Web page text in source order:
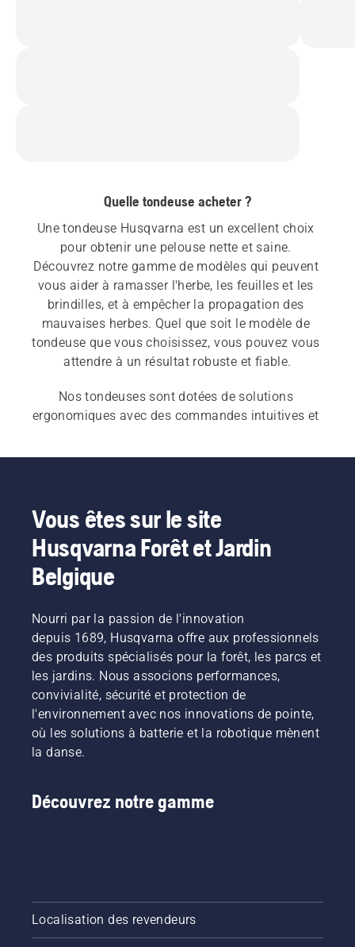
Quelle tondeuse acheter ?
Une tondeuse Husqvarna est un excellent choix
pour obtenir une pelouse nette et saine.
Découvrez notre gamme de modèles qui peuvent
vous aider à ramasser l'herbe, les feuilles et les
brindilles, et à empêcher la propagation des
mauvaises herbes. Quel que soit le modèle de
tondeuse que vous choisissez, vous pouvez vous
attendre à un résultat robuste et fiable.
Nos tondeuses sont dotées de solutions
ergonomiques avec des commandes intuitives et
tondeuses électriques à batterie et nos tondeuses
durables. Choisissez les
professionnelles pour une utilisation ultrarobuste
et puissante. Consultez notre guide d'achat de
tondeuses
adaptée à vos besoins.
Vous êtes sur le site
Husqvarna Forêt et Jardin
Belgique
Nourri par la passion de l'innovation
depuis 1689, Husqvarna offre aux professionnels
des produits spécialisés pour la forêt, les parcs et
les jardins. Nous associons performances,
convivialité, sécurité et protection de
l'environnement avec nos innovations de pointe,
où les solutions à batterie et la robotique mènent
la danse.
Découvrez notre gamme
Localisation des revendeurs